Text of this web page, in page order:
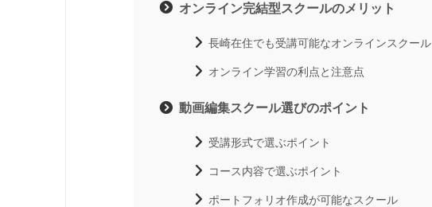
オンライン完結型スクールのメリット
長崎在住でも受講可能なオンラインスクール
オンライン学習の利点と注意点
動画編集スクール選びのポイント
受講形式で選ぶポイント
コース内容で選ぶポイント
ポートフォリオ作成が可能なスクール